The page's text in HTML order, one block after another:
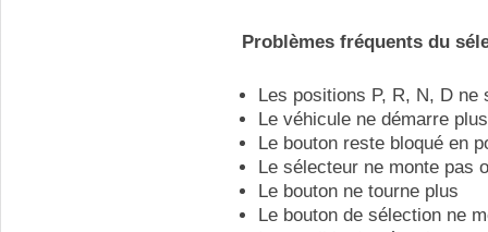
Problèmes fréquents du
Les positions P, R, N, D ne
Le véhicule ne démarre
Le bouton reste bloqué en
Le sélecteur ne monte pas
Le bouton ne tourne plus
Le bouton de sélection ne